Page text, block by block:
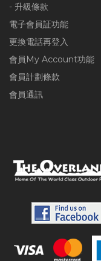
- 升級條款
電子會員証功能
更換電話再登入
會員My Account功能
會員計劃條款
會員通訊